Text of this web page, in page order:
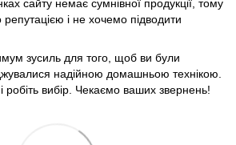
сайту немає сумнівної продукції, тому
і не хочемо підводити
зусиль для того, щоб ви були
надійною домашньою технікою.
робіть вибір. Чекаємо ваших звернень!